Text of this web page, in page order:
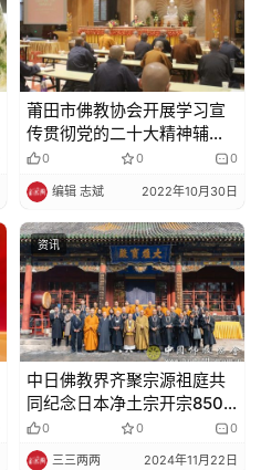
莆田市佛教协会开展学习宣
传贯彻党的二十大精神辅导
讲座
0 0 0
编辑 志斌 2022年10月30日
资讯
中日佛教界齐聚宗源祖庭共
同纪念日本净土宗开宗850
周年
0 0 0
三三两两 2024年11月22日